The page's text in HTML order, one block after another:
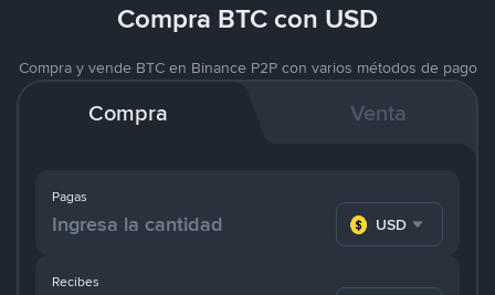
Compra BTC con USD
Compra y vende BTC en Binance P2P con varios métodos de pago
Compra Venta
Pagas
USD
Recibes